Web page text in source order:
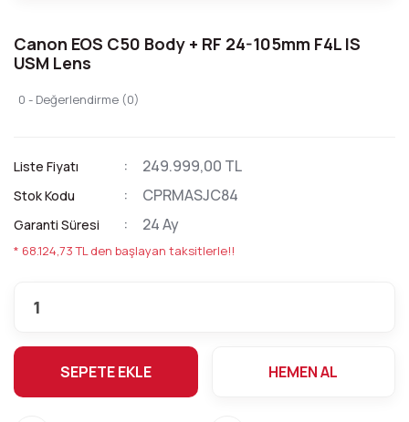
Canon EOS C50 Body + RF 24-105mm F4L IS
USM Lens
0 - Değerlendirme (0)
Liste Fiyatı 249.999,00 TL
Stok Kodu CPRMASJC84
Garanti Süresi 24 Ay
* 68.124,73 TL den başlayan taksitlerle!!
SEPETE EKLE HEMEN AL